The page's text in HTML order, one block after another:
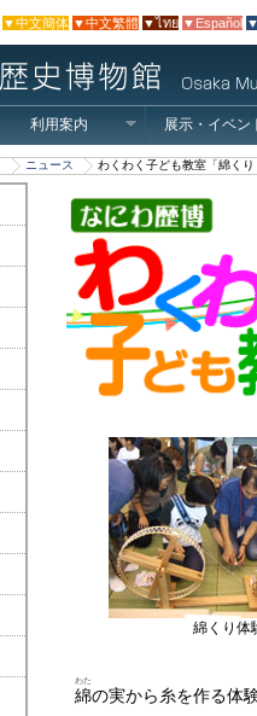
▼中文簡体 ▼中文繁體 ▼ไทย ▼Español
利用案内 展示・イベン
ニュース わくわく子ども教室「綿く
綿くり体
綿
わた
の実から糸を作る体